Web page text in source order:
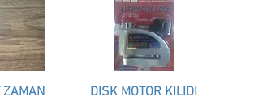
ZAMAN
Hızlı Bakış
DISK MOTOR KILIDI